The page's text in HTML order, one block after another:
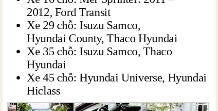
2012, Ford Transit
Xe 29 chỗ: Isuzu Samco,
Hyundai County, Thaco Hyundai
Xe 35 chỗ: Isuzu Samco, Thaco
Hyundai
Xe 45 chỗ: Hyundai Universe, Hyundai
Hiclass